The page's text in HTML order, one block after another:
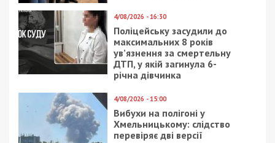
4/08/2026 - 16:30
Поліцейську засудили до
максимальних 8 років
ув’язнення за смертельну
ДТП, у якій загинула 6-
річна дівчинка
4/08/2026 - 15:00
Вибухи на полігоні у
Хмельницькому: слідство
перевіряє дві версії